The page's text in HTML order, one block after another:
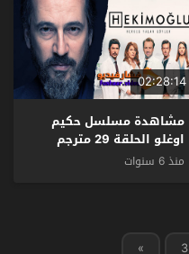
02:28:14
مشاهدة مسلسل حكيم
اوغلو الحلقة 29 مترجم
منذ 6 سنوات
3
»